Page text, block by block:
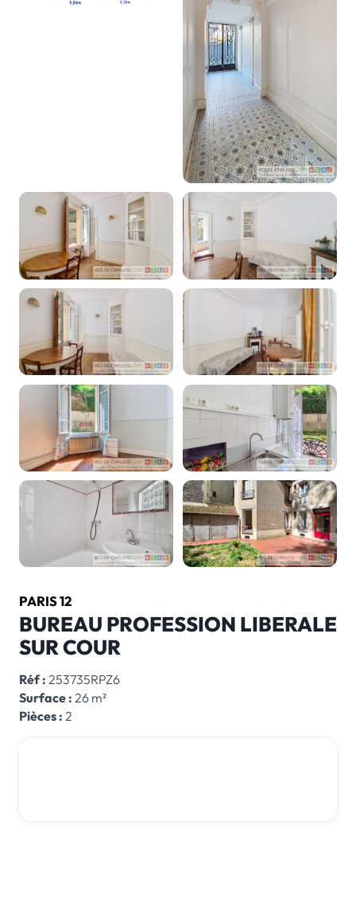
PARIS 12
BUREAU PROFESSION LIBERALE
SUR COUR
Réf : 253735RPZ6
Surface : 26 m²
Pièces : 2